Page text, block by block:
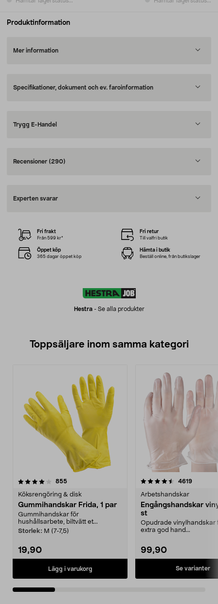
Produktinformation
Mer information
Specifikationer, dokument och ev. faroinformation
Trygg E-Handel
Recensioner (290)
Experten svarar
Hestra- Se alla produkter
Fri frakt
Från 599 kr*
Fri retur
Till valfri butik
Öppet köp
365 dagar öppet köp
Hämta i butik
Beställ online, från butikslager
Toppsäljare inom samma kategori
855recensioner
Köksrengöring & disk
Gummihandskar Frida, 1 par
Gummihandskar för
hushållsarbete, biltvätt et...
Storlek: M (7-7,5)
19,90
Lägg i varukorg
4.5 av 5 stjärnor 4619
Arbetshandskar
Engångshandskar
st
Opudrade vinylhandskar
extra god hand...
99,90
Se varianter
4.0 av 5 stjärnor